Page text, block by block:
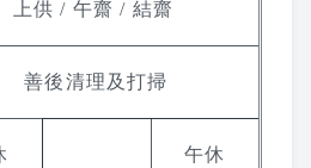
片
上供 / 午齋 / 結齋
善後清理及打掃
午休